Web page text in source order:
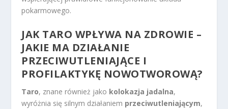
pokarmowego.
JAK TARO WPŁYWA NA ZDROWIE –
JAKIE MA DZIAŁANIE
PRZECIWUTLENIAJĄCE I
PROFILAKTYKĘ NOWOTWOROWĄ?
Taro, znane również jako kolokazja jadalna,
wyróżnia się silnym działaniem przeciwutleniającym,